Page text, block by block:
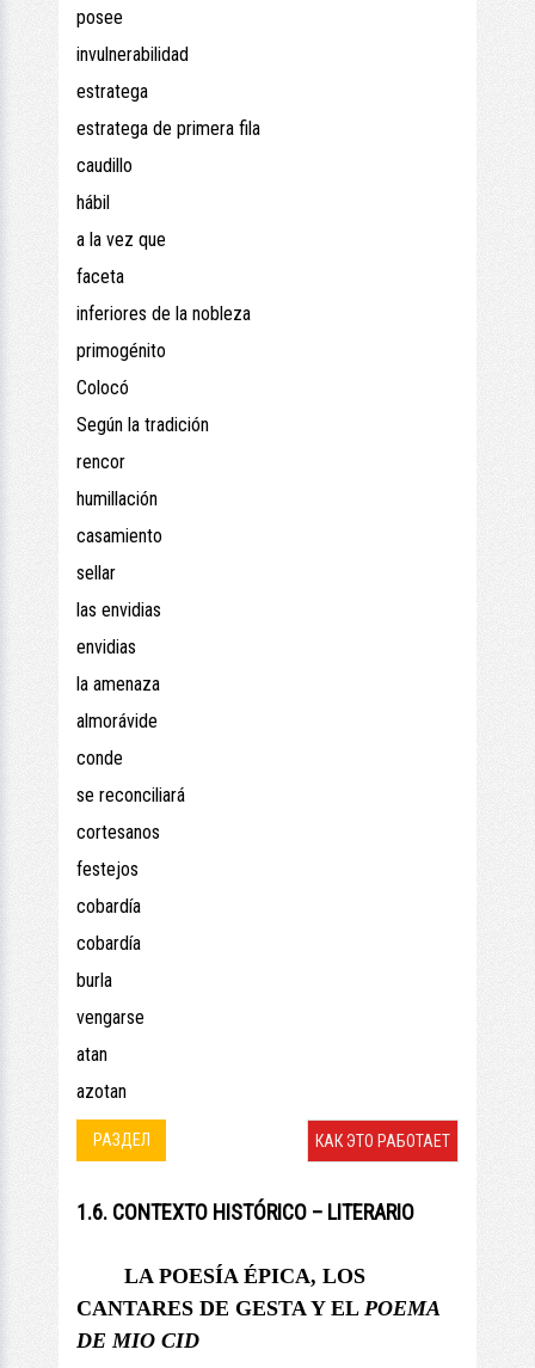
posee
invulnerabilidad
estratega
estratega de primera fila
caudillo
hábil
a la vez que
faceta
inferiores de la nobleza
primogénito
Colocó
Según la tradición
rencor
humillación
casamiento
sellar
las envidias
envidias
la amenaza
almorávide
conde
se reconciliará
cortesanos
festejos
cobardía
cobardía
burla
vengarse
atan
azotan
РАЗДЕЛ КАК ЭТО РАБОТАЕТ
1.6. CONTEXTO HISTÓRICO – LITERARIO
LA POESÍA ÉPICA, LOS
CANTARES DE GESTA YEL POEMA
DE MIO CID